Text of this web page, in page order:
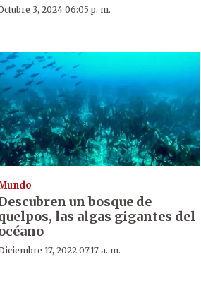
3, 2024 06:05 p. m.
un bosque de
las algas gigantes del
17, 2022 07:17 a. m.